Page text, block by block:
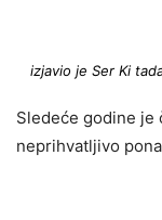
izjavio je Ser Ki
Sledeće godine je
neprihvatljivo